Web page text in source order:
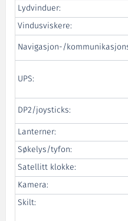
Lydvinduer:
Vindusviskere:
Navigasjon-/
UPS:
DP2/joysticks:
Lanterner:
Søkelys/tyfon:
Satellitt klokke:
Kamera:
Skilt: